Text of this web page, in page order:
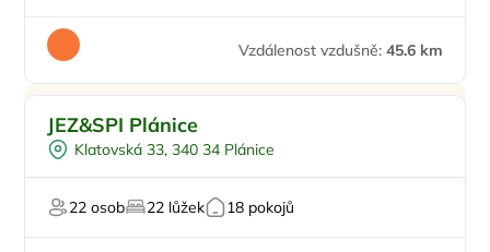
Vzdálenost vzdušně: 45.6 km
JEZ&SPI Plánice
Klatovská 33, 340 34 Plánice
22 osob 22 lůžek 18 pokojů